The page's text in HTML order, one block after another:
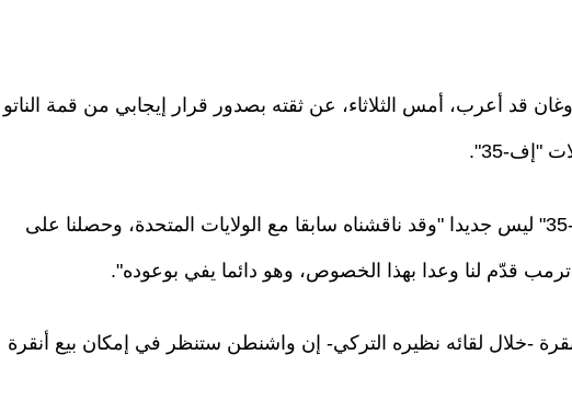
قد أعرب، أمس الثلاثاء، عن ثقته بصدور قرار إيجابي من قمة الناتو
"إف-35".
وقال أردوغان إن ملف مقاتلات "إف-35" ليس جديدا "وقد ناقشناه سابقا مع الولايات المتحدة، وحصلنا على
-خلال لقائه نظيره التركي- إن واشنطن ستنظر في إمكان بيع أنقرة